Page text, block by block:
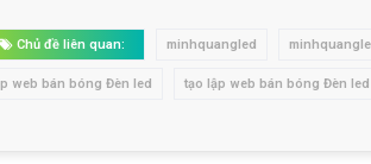
Chủ đề liên quan: minhquangled
web bán bóng Đèn led tạo lập web bán bóng Đèn led